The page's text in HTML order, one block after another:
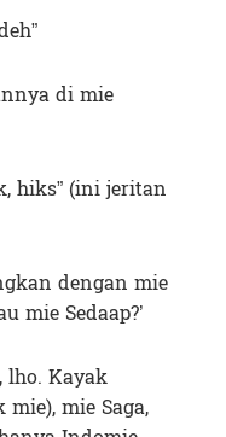
di mie
hiks” (ini jeritan
dengan mie
mie Sedaap?’
Kayak
mie Saga,